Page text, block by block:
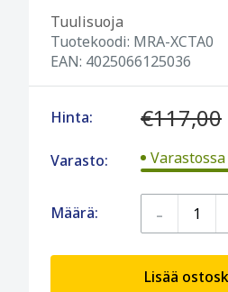
Tuulisuoja
Tuotekoodi: MRA-XCTA0
EAN: 4025066125036
Hinta: €117,00
Varasto:
Määrä: -
Lisää